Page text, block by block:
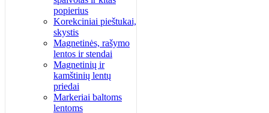
popierius
Korekciniai pieštukai,
skystis
Magnetinės, rašymo
lentos ir stendai
Magnetinių ir
kamštinių lentų
priedai
Markeriai baltoms
lentoms